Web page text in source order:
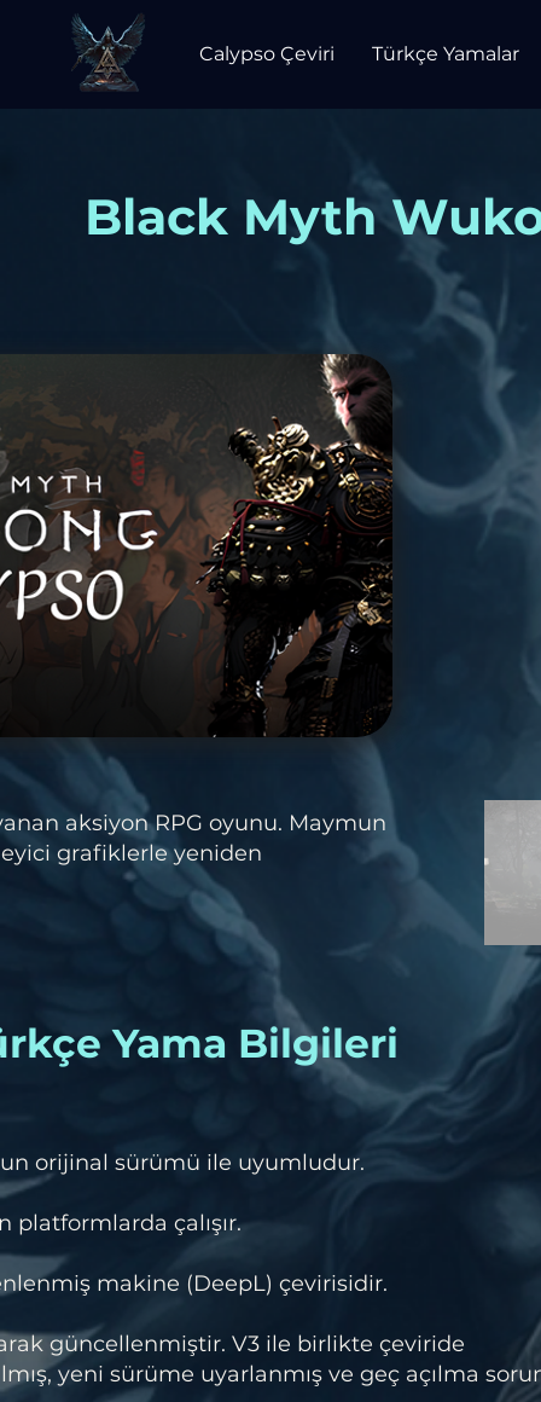
Calypso Çeviri Türkçe Yamalar
Black Myth
aksiyon RPG oyunu. Maymun
grafiklerle yeniden
Yama Bilgileri
orijinal sürümü ile uyumludur.
platformlarda çalışır.
makine (DeepL) çevirisidir.
güncellenmiştir. V3 ile birlikte çeviride
yeni sürüme uyarlanmış ve geç açılma